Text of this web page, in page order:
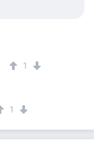
1
1